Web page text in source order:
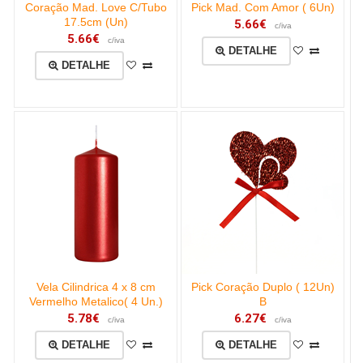
Coração Mad. Love C/Tubo
17.5cm (Un)
5.66€ c/iva
DETALHE
Pick Mad. Com Amor ( 6Un)
5.66€ c/iva
DETALHE
Vela Cilindrica 4 x 8 cm
Vermelho Metalico( 4 Un.)
5.78€ c/iva
DETALHE
Pick Coração Duplo ( 12Un)
B
6.27€ c/iva
DETALHE